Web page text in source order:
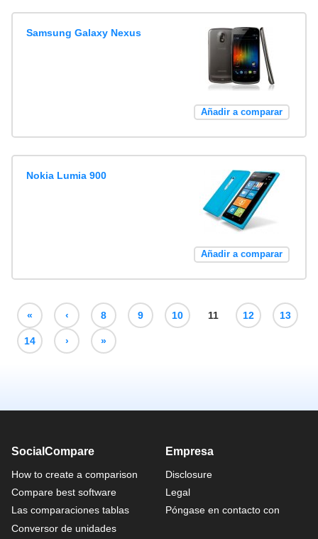
Samsung Galaxy Nexus
Añadir a comparar
Nokia Lumia 900
Añadir a comparar
« ‹ 8 9 10 11 12 13
14 › »
SocialCompare
How to create a comparison
Compare best software
Las comparaciones tablas
Conversor de unidades
Empresa
Disclosure
Legal
Póngase en contacto con